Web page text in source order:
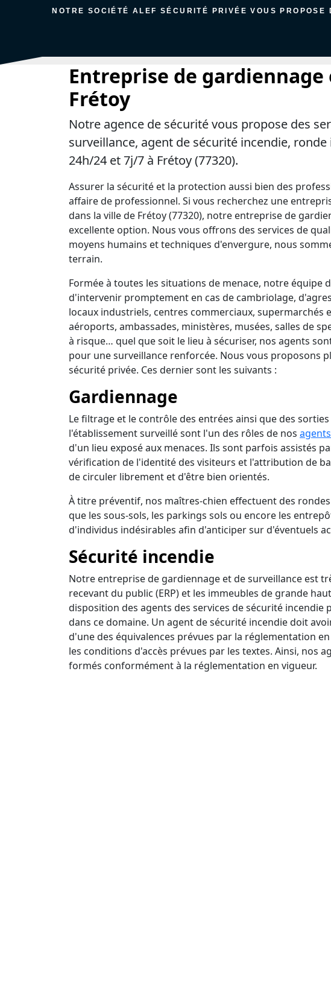
NOTRE SOCIÉTÉ ALEF SÉCURITÉ PRIVÉE VOUS
Entreprise de
Frétoy
Notre agence de sécurité vous propose des
surveillance, agent de sécurité incendie,
24h/24 et 7j/7 à Frétoy (77320).
Assurer la sécurité et la protection aussi bien des
affaire de professionnel. Si vous recherchez une
dans la ville de Frétoy (77320), notre entreprise de
excellente option. Nous vous offrons des services de
moyens humains et techniques d'envergure, nous
terrain.
Formée à toutes les situations de menace, notre équipe
d'intervenir promptement en cas de cambriolage,
locaux industriels, centres commerciaux, supermarchés
aéroports, ambassades, ministères, musées, salles de
à risque… quel que soit le lieu à sécuriser, nos agents
pour une surveillance renforcée. Nous vous proposons
sécurité privée. Ces dernier sont les suivants :
Gardiennage
Le filtrage et le contrôle des entrées ainsi que des
l'établissement surveillé sont l'un des rôles de nos
d'un lieu exposé aux menaces. Ils sont parfois assistés
vérification de l'identité des visiteurs et l'attribution de
de circuler librement et d'être bien orientés.
À titre préventif, nos maîtres-chien effectuent des
que les sous-sols, les parkings sols ou encore les
d'individus indésirables afin d'anticiper sur d'éventuels
Sécurité incendie
Notre entreprise de gardiennage et de surveillance est
recevant du public (ERP) et les immeubles de grande
disposition des agents des services de sécurité
dans ce domaine. Un agent de sécurité incendie doit
d'une des équivalences prévues par la réglementation
les conditions d'accès prévues par les textes. Ainsi, nos
formés conformément à la réglementation en vigueur.